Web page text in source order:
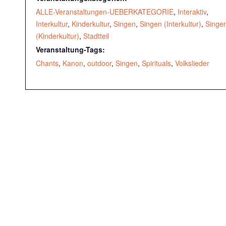
ALLE-Veranstaltungen-UEBERKATEGORIE, Interaktiv,
Interkultur, Kinderkultur, Singen, Singen (Interkultur),
(Kinderkultur), Stadtteil
Veranstaltung-Tags:
Chants, Kanon, outdoor, Singen, Spirituals, Volkslieder